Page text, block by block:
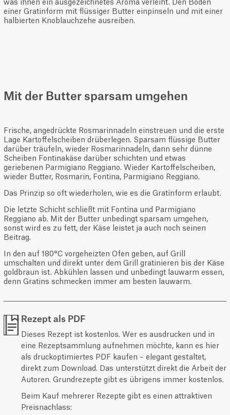
was ihnen ein ausgezeichnetes Aroma verleiht. Den Boden
einer Gratinform mit flüssiger Butter einpinseln und mit einer
halbierten Knoblauchzehe ausreiben.
Mit der Butter sparsam umgehen
Frische, angedrückte Rosmarinnadeln einstreuen und die erste
Lage Kartoffelscheiben drüberlegen. Sparsam flüssige Butter
darüber träufeln, wieder Rosmarinnadeln, dann sehr dünne
Scheiben Fontinakäse darüber schichten und etwas
geriebenen Parmigiano Reggiano. Wieder Kartoffelscheiben,
wieder Butter, Rosmarin, Fontina, Parmigiano Reggiano.
Das Prinzip so oft wiederholen, wie es die Gratinform erlaubt.
Die letzte Schicht schließt mit Fontina und Parmigiano
Reggiano ab. Mit der Butter unbedingt sparsam umgehen,
sonst wird es zu fett, der Käse leistet ja auch noch seinen
Beitrag.
In den auf 180°C vorgeheizten Ofen geben, auf Grill
umschalten und direkt unter dem Grill gratinieren bis der Käse
goldbraun ist. Abkühlen lassen und unbedingt lauwarm essen,
denn Gratins schmecken immer am besten lauwarm.
Rezept als PDF
Dieses Rezept ist kostenlos. Wer es ausdrucken und in
eine Rezeptsammlung aufnehmen möchte, kann es hier
als druckoptimiertes PDF kaufen – elegant gestaltet,
direkt zum Download. Das unterstützt direkt die Arbeit der
Autoren. Grundrezepte gibt es übrigens immer kostenlos.
Beim Kauf mehrerer Rezepte gibt es einen attraktiven
Preisnachlass: